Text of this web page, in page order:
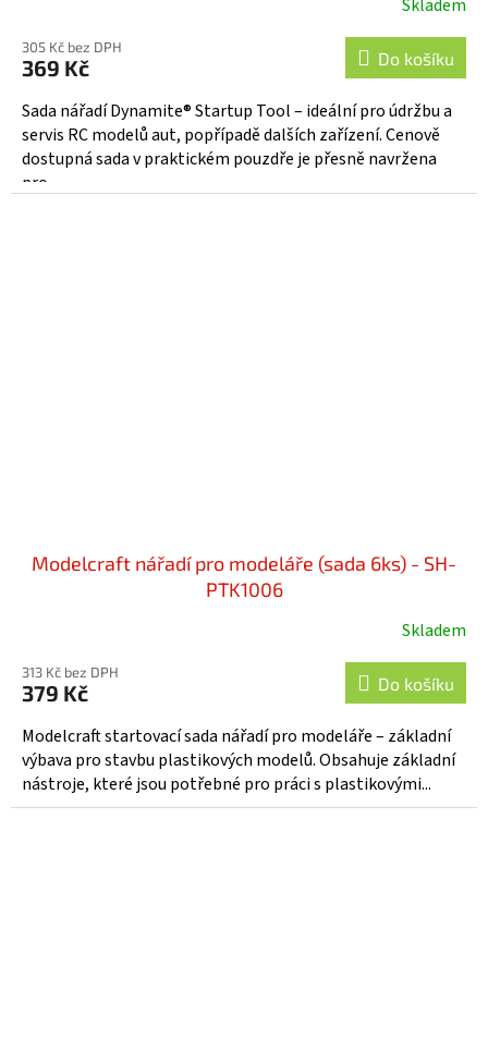
Skladem
305 Kč bez DPH
369 Kč Do košíku
Sada nářadí Dynamite® Startup Tool – ideální pro údržbu a
servis RC modelů aut, popřípadě dalších zařízení. Cenově
dostupná sada v praktickém pouzdře je přesně navržena
pro...
Modelcraft nářadí pro modeláře (sada 6ks) - SH-
PTK1006
Skladem
313 Kč bez DPH
379 Kč Do košíku
Modelcraft startovací sada nářadí pro modeláře – základní
výbava pro stavbu plastikových modelů. Obsahuje základní
nástroje, které jsou potřebné pro práci s plastikovými...